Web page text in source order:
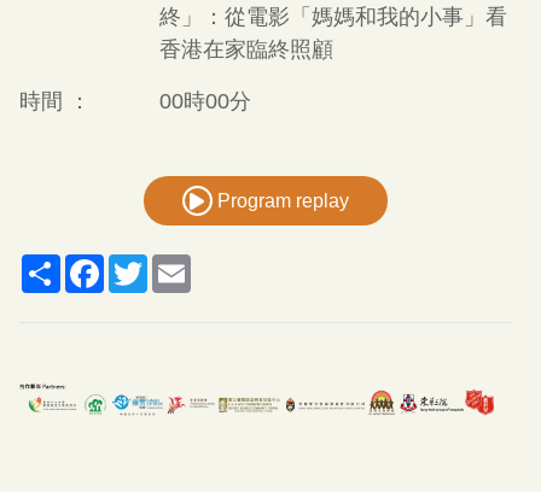
終」：從電影「媽媽和我的小事」看
香港在家臨終照顧
時間 ： 00時00分
Program replay
ShareFacebook
Twitter